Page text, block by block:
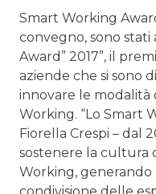
Smart Working
convegno, sono stati
Award” 2017”, il
aziende che si sono
innovare le modalità
Working. “Lo Smart
Fiorella Crespi – dal
sostenere la cultura
Working, generando
condivisione delle